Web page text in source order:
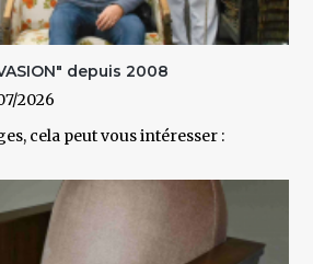
depuis 2008
2026
cela peut vous intéresser :